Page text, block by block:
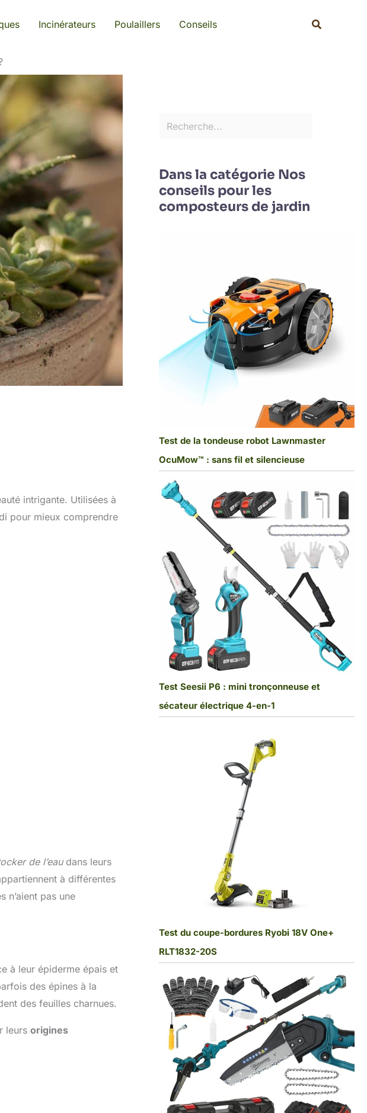
Incinérateurs Poulaillers Conseils
intrigante. Utilisées à
pour mieux comprendre
de l’eaudans leurs
à différentes
n’aient pas une
à leur épiderme épais et
des épines à la
des feuilles charnues.
leurs origines
Dans la catégorie Nos
conseils pour les
composteurs de jardin
Test de la tondeuse robot Lawnmaster
OcuMow™ : sans fil et silencieuse
Test Seesii P6 : mini tronçonneuse et
sécateur électrique 4-en-1
Test du coupe-bordures Ryobi 18V One+
RLT1832-20S